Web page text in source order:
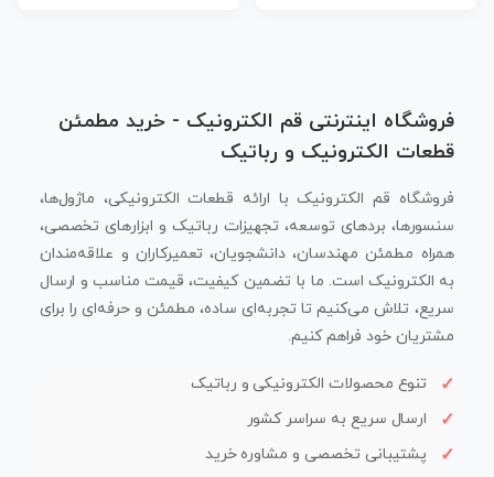
فروشگاه اینترنتی قم الکترونیک - خرید مطمئن
قطعات الکترونیک و رباتیک
فروشگاه قم الکترونیک با ارائه قطعات الکترونیکی، ماژول‌ها،
سنسورها، بردهای توسعه، تجهیزات رباتیک و ابزارهای تخصصی،
همراه مطمئن مهندسان، دانشجویان، تعمیرکاران و علاقه‌مندان
به الکترونیک است. ما با تضمین کیفیت، قیمت مناسب و ارسال
سریع، تلاش می‌کنیم تا تجربه‌ای ساده، مطمئن و حرفه‌ای را برای
مشتریان خود فراهم کنیم.
تنوع محصولات الکترونیکی و رباتیک
ارسال سریع به سراسر کشور
پشتیبانی تخصصی و مشاوره خرید